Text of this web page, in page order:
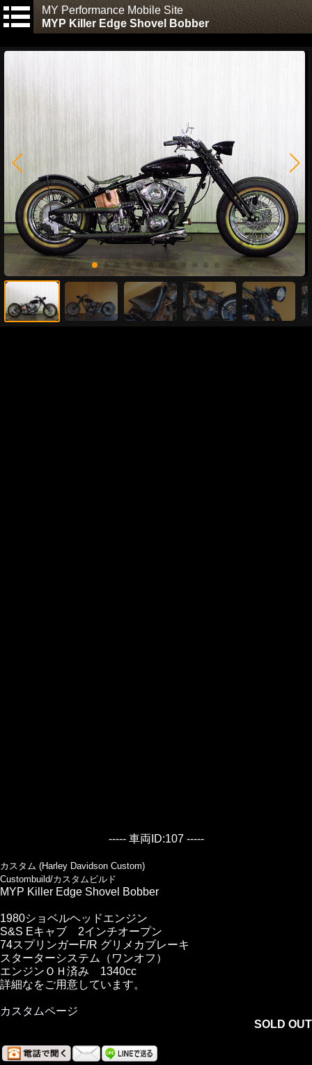
MY Performance Mobile Site
MYP Killer Edge Shovel Bobber
----- 車両ID:107 -----
カスタム (Harley Davidson Custom)
Custombuild/カスタムビルド
MYP Killer Edge Shovel Bobber
1980ショベルヘッドエンジン
S&S Eキャブ 2インチオープン
74スプリンガーF/R グリメカブレーキ
スターターシステム（ワンオフ）
エンジンＯＨ済み 1340cc
詳細なをご用意しています。
カスタムページ
SOLD OUT